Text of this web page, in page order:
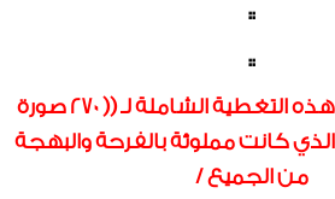
::
::
ونقدم لكم في هذه التغطية الشاملة لـ (( 270 صورة
كانت مملوئة بالفرحة والبهجة
من الجميع /